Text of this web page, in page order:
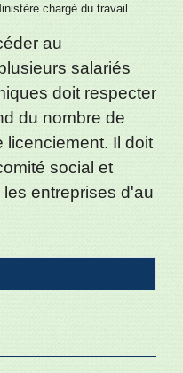
chargé du travail
au
salariés
doit respecter
du nombre de
licenciement. Il doit
social et
entreprises d'au